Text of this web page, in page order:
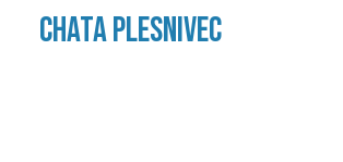
Chata Plesnivec